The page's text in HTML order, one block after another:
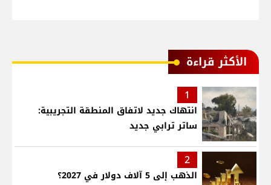
الأكثر قراءة
1
انتهاك جديد لاتفاق المنطقة التجريبية:
ساتر ترابي جديد
2
الذهب إلى 5 آلاف دولار في 2027؟